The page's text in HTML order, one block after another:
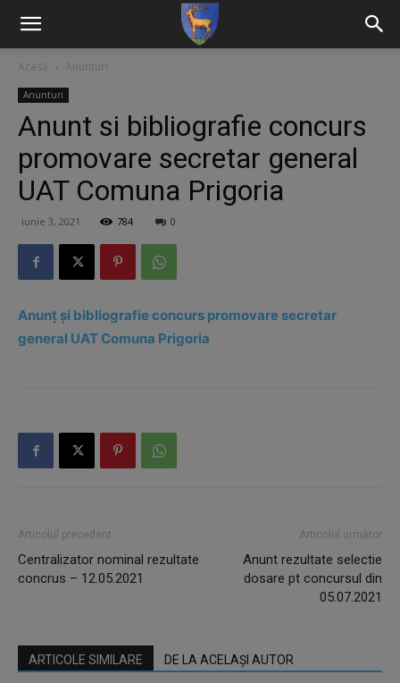
Acasă Anunturi
Anunturi
Anunt si bibliografie concurs
promovare secretar general
UAT Comuna Prigoria
iunie 3, 2021 784 0
Anunț și bibliografie concurs promovare secretar
general UAT Comuna Prigoria
Articolul precedent
Centralizator nominal rezultate
concrus – 12.05.2021
Articolul următor
Anunt rezultate selectie
dosare pt concursul din
05.07.2021
ARTICOLE SIMILARE DE LA ACELAȘI AUTOR